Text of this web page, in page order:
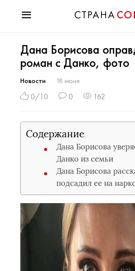
Мода
Звезды
Гороскопы
Здоровье
Хобби
Разное
Праздники
Дана Борисова
роман с Данко, фото
Новости 18 июня
0/10 0 162
Содержание
Дана Борисова
Данко из семьи
Дана Борисова
подсадил ее на